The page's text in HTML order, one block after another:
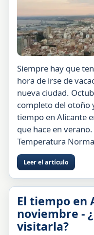
Siempre hay que
hora de irse de
nueva ciudad.
completo del otoño
tiempo en Alicante
que hace en
Temperatura
Leer el artículo
El tiempo en
noviembre -
visitarla?